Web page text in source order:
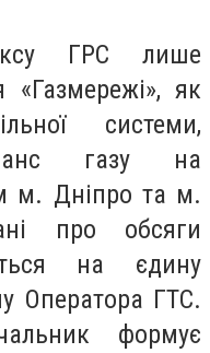
ГРС лише
«Газмережі», як
системи,
газу на
м. Дніпро та м.
про обсяги
на єдину
Оператора ГТС.
формує